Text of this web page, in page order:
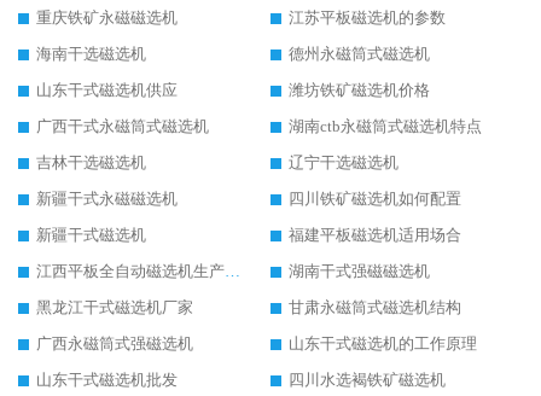
重庆铁矿永磁磁选机
江苏平板磁选机的参数
海南干选磁选机
德州永磁筒式磁选机
山东干式磁选机供应
潍坊铁矿磁选机价格
广西干式永磁筒式磁选机
湖南ctb永磁筒式磁选机特点
吉林干选磁选机
辽宁干选磁选机
新疆干式永磁磁选机
四川铁矿磁选机如何配置
新疆干式磁选机
福建平板磁选机适用场合
江西平板全自动磁选机生产厂家
湖南干式强磁磁选机
黑龙江干式磁选机厂家
甘肃永磁筒式磁选机结构
广西永磁筒式强磁选机
山东干式磁选机的工作原理
山东干式磁选机批发
四川水选褐铁矿磁选机